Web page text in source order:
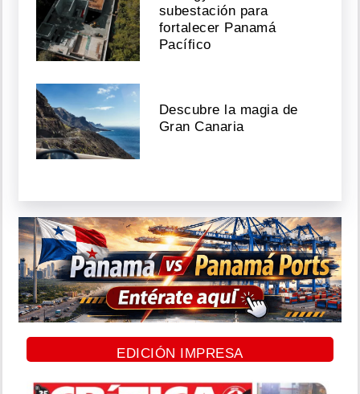
subestación para
fortalecer Panamá
Pacífico
Descubre la magia de
Gran Canaria
EDICIÓN IMPRESA